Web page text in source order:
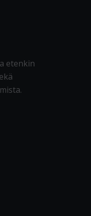
etenkin
.